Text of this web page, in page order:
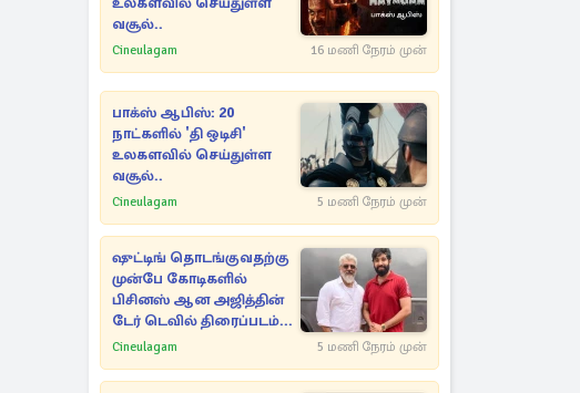
வசூல்..
Cineulagam 16 மணி நேரம் முன்
பாக்ஸ் ஆபிஸ்: 20
நாட்களில் 'தி ஒடிசி'
உலகளவில் செய்துள்ள
வசூல்..
Cineulagam 5 மணி நேரம் முன்
ஷுட்டிங் தொடங்குவதற்கு
முன்பே கோடிகளில்
பிசினஸ் ஆன அஜித்தின்
டேர் டெவில் திரைப்படம்...
Cineulagam 5 மணி நேரம் முன்